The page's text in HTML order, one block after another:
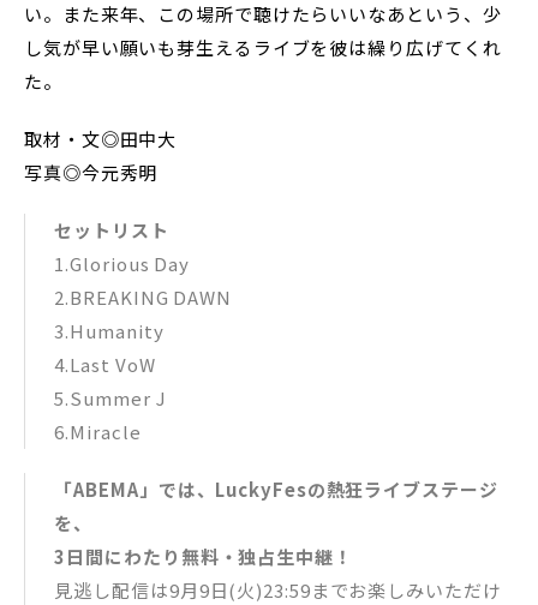
い。また来年、この場所で聴けたらいいなあという、少
し気が早い願いも芽生えるライブを彼は繰り広げてくれ
た。
取材・文◎田中大
写真◎今元秀明
セットリスト
1.Glorious Day
2.BREAKING DAWN
3.Humanity
4.Last VoW
5.Summer J
6.Miracle
「ABEMA」では、LuckyFesの熱狂ライブステージ
を、
3日間にわたり無料・独占生中継！
見逃し配信は9月9日(火)23:59までお楽しみいただけ